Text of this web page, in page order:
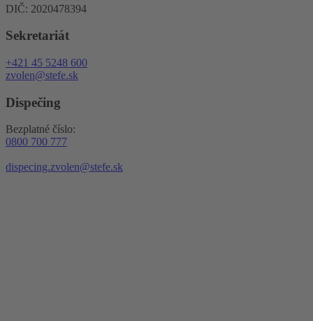
DIČ: 2020478394
Sekretariát
+421 45 5248 600
zvolen@stefe.sk
Dispečing
Bezplatné číslo:
0800 700 777
dispecing.zvolen@stefe.sk